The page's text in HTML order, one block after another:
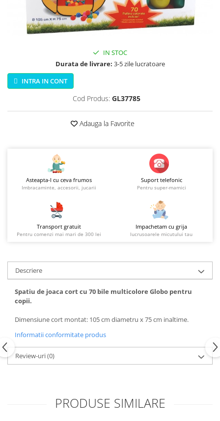
Jucarii si jocuri exterior
Kituri constructie si pictura
Machete auto Diecast
Masini, trenuri, avioane
Masinute Radiocomanda
Accesorii
Biciclete fara pedale
Role, patine cu rotile
Organizatoare
Perne
IN STOC
Durata de livrare: 3-5 zile lucratoare
INTRA IN CONT
Cod Produs: GL37785
Adauga la Favorite
Asteapta-l cu ceva frumos
Imbracaminte, accesorii, jucarii
Suport telefonic
Pentru super-mamici
Transport gratuit
Pentru comenzi mai mari de 300 lei
Impachetam cu grija
lucrusoarele micutului tau
Descriere
Spatiu de joaca cort cu 70 bile multicolore Globo pentru
copii.
Dimensiune cort montat: 105 cm diametru x 75 cm inaltime.
Informatii conformitate produs
Review-uri(0)
PRODUSE SIMILARE